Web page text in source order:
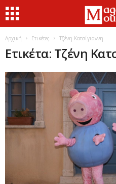
Αρχική Ετικέτες Τζένη Κατσίγιαννη
Ετικέτα: Τζένη